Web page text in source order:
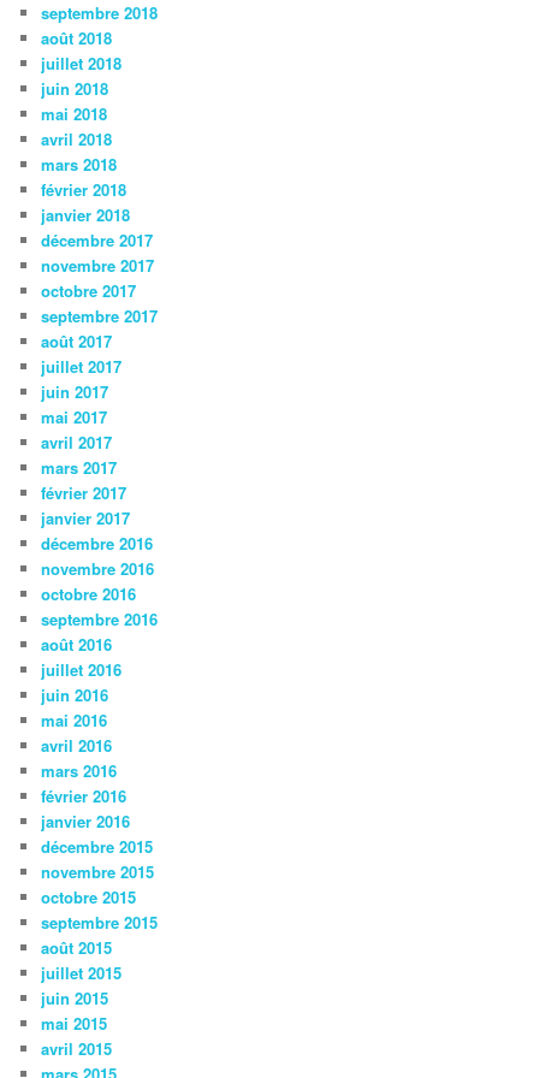
septembre 2018
août 2018
juillet 2018
juin 2018
mai 2018
avril 2018
mars 2018
février 2018
janvier 2018
décembre 2017
novembre 2017
octobre 2017
septembre 2017
août 2017
juillet 2017
juin 2017
mai 2017
avril 2017
mars 2017
février 2017
janvier 2017
décembre 2016
novembre 2016
octobre 2016
septembre 2016
août 2016
juillet 2016
juin 2016
mai 2016
avril 2016
mars 2016
février 2016
janvier 2016
décembre 2015
novembre 2015
octobre 2015
septembre 2015
août 2015
juillet 2015
juin 2015
mai 2015
avril 2015
mars 2015